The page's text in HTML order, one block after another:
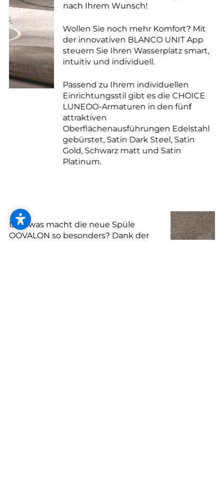
nach Ihrem Wunsch!
Wollen Sie noch mehr Komfort? Mit
der innovativen BLANCO UNIT App
steuern Sie Ihren Wasserplatz smart,
intuitiv und individuell.
Passend zu Ihrem individuellen
Einrichtungsstil gibt es die CHOICE
LUNEOO-Armaturen in den fünf
attraktiven
Oberflächenausführungen Edelstahl
gebürstet, Satin Dark Steel, Satin
Gold, Schwarz matt und Satin
Platinum.
Und was macht die neue Spüle
OOVALON so besonders? Dank der